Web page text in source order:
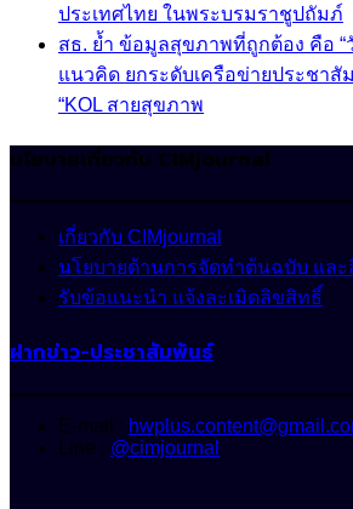
ประเทศไทย ในพระบรมราชูปถัมภ์
สธ. ย้ำ ข้อมูลสุขภาพที่ถูกต้อง คือ
แนวคิด ยกระดับเครือข่ายประชาสั
“KOL สายสุขภาพ
นโยบายเกี่ยวกับ CIMjournal
เกี่ยวกับ CIMjournal
นโยบายด้านการจัดทำต้นฉบับ แล
รับข้อแนะนำ แจ้งละเมิดลิขสิทธิ์
ฝากข่าว-ประชาสัมพันธ์
E-mail :
Line : @cimjournal